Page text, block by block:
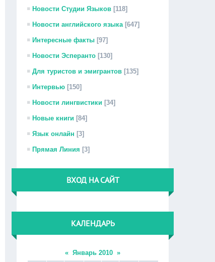
Новости Студии Языков [118]
Новости английского языка [647]
Интересные факты [97]
Новости Эсперанто [130]
Для туристов и эмигрантов [135]
Интервью [150]
Новости лингвистики [34]
Новые книги [84]
Язык онлайн [3]
Прямая Линия [3]
ВХОД НА САЙТ
КАЛЕНДАРЬ
« Январь 2010 »